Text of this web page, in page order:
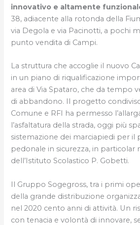
innovativo e altamente
38, adiacente alla rotonda della
via Degola e via Pacinotti, a pochi
punto vendita di Campi.
La struttura che accoglie il nuovo
in un piano di riqualificazione
area di Via Spataro, che da tempo
di abbandono. Il progetto
Comune e RFI ha permesso
l’asfaltatura della strada, oggi più
sistemazione dei marciapiedi per il
pedonale in sicurezza, in
dell’Istituto Scolastico P. Gobetti.
Il Gruppo Sogegross, tra i primi
della grande distribuzione
nel 2020 cento anni di attività. Un
con tenacia e volontà di innovare,